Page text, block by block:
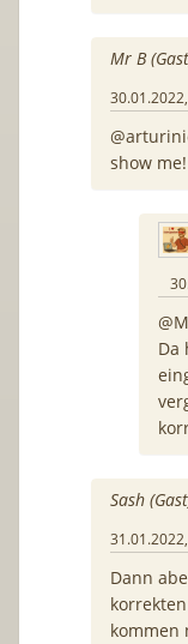
Mr B
show me!
Da
Sash
Dann
kommen